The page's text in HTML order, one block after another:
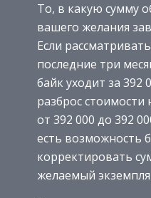
То, в какую сумму
вашего желания
Если
последние три
байк уходит за 392
разброс стоимости
от 392 000 до 392
есть возможность
корректировать
желаемый